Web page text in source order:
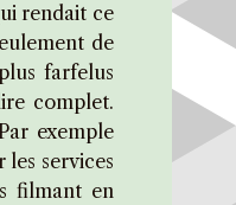
rendait ce
de
farfelus
complet.
exemple
les services
filmant en